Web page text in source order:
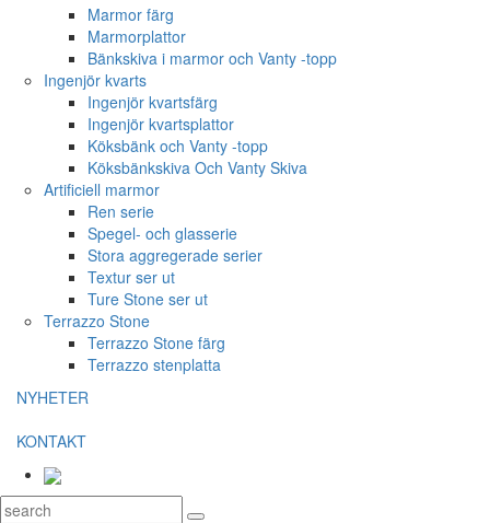
Marmor färg
Marmorplattor
Bänkskiva i marmor och Vanty -topp
Ingenjör kvarts
Ingenjör kvartsfärg
Ingenjör kvartsplattor
Köksbänk och Vanty -topp
Köksbänkskiva Och Vanty Skiva
Artificiell marmor
Ren serie
Spegel- och glasserie
Stora aggregerade serier
Textur ser ut
Ture Stone ser ut
Terrazzo Stone
Terrazzo Stone färg
Terrazzo stenplatta
NYHETER
KONTAKT